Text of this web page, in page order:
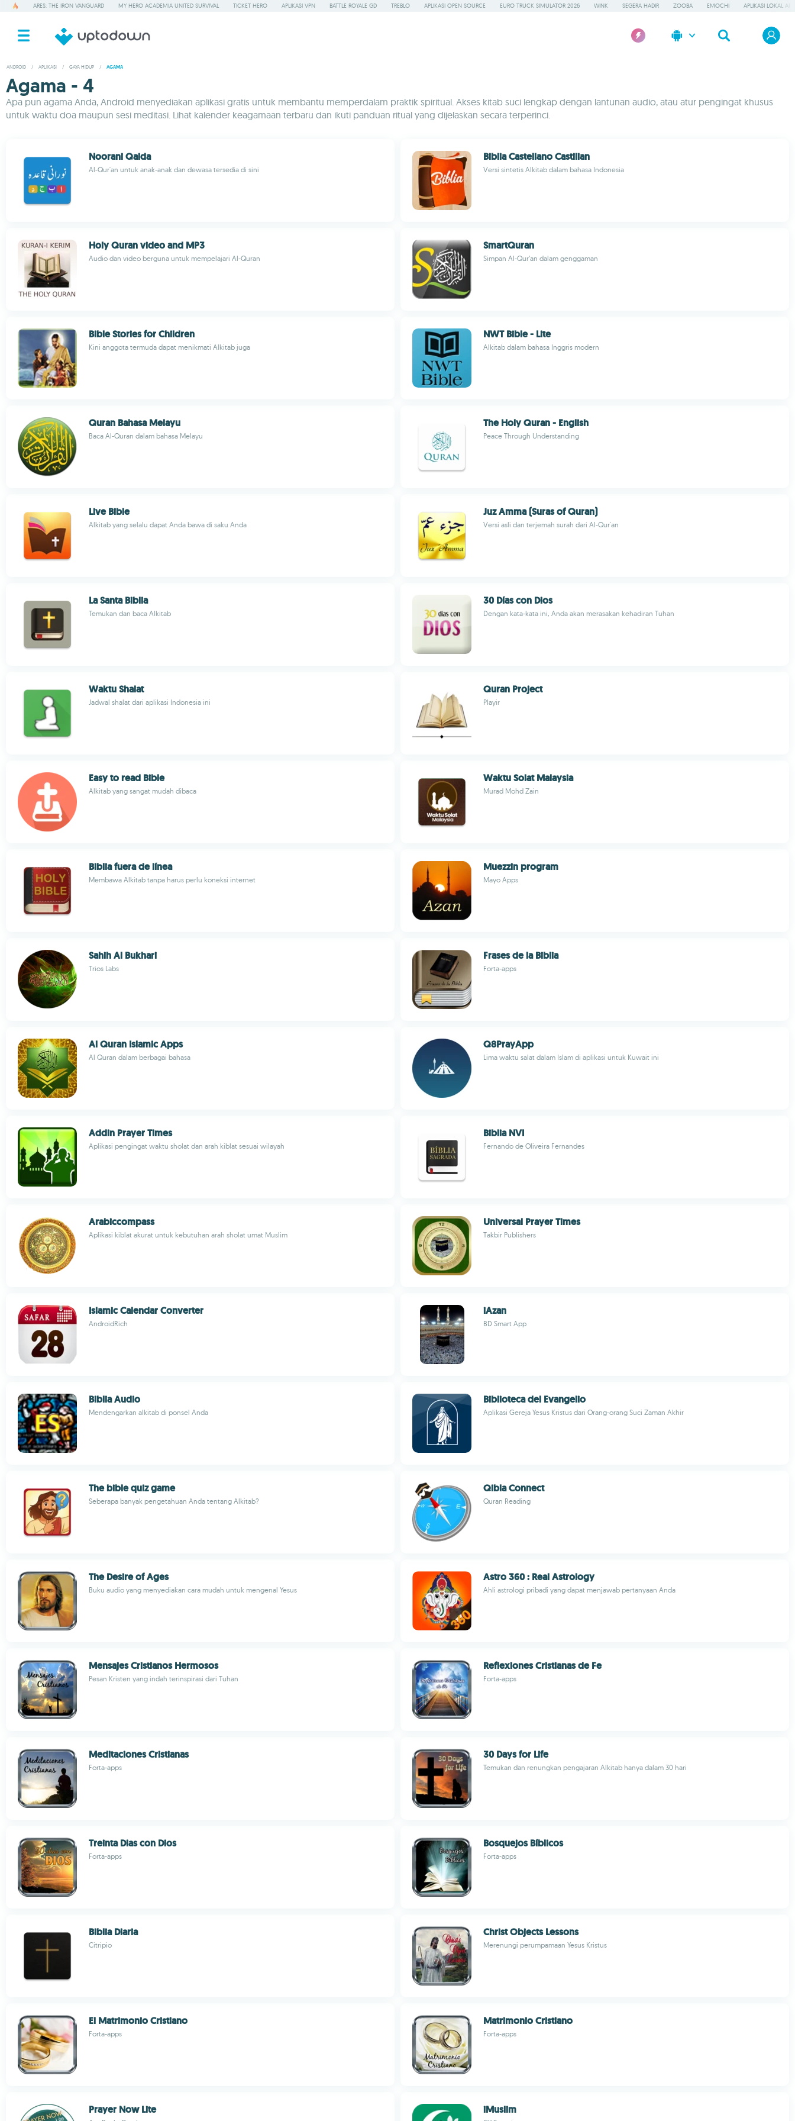
ARES: THE IRON VANGUARD MY HERO ACADEMIA UNITED SURVIVAL TICKET HERO APLIKASI VPN BATTLE ROYALE GD TREBLO APLIKASI OPEN SOURCE EURO TRUCK SIMULATOR 2026 WINK SEGERA HADIR ZOOBA EMOCHI APLIKASI LOKAL AI
ANDROID / APLIKASI / GAYA HIDUP / AGAMA
Agama - 4
Apa pun agama Anda, Android menyediakan aplikasi gratis untuk membantu memperdalam praktik spiritual. Akses kitab suci lengkap dengan lantunan audio, atau atur pengingat khusus
untuk waktu doa maupun sesi meditasi. Lihat kalender keagamaan terbaru dan ikuti panduan ritual yang dijelaskan secara terperinci.
Noorani Qaida
Al-Qur'an untuk anak-anak dan dewasa tersedia di sini
Biblia Castellano Castilian
Versi sintetis Alkitab dalam bahasa Indonesia
Holy Quran video and MP3
Audio dan video berguna untuk mempelajari Al-Quran
SmartQuran
Simpan Al-Qur’an dalam genggaman
Bible Stories for Children
Kini anggota termuda dapat menikmati Alkitab juga
NWT Bible - Lite
Alkitab dalam bahasa Inggris modern
Quran Bahasa Melayu
Baca Al-Quran dalam bahasa Melayu
The Holy Quran - English
Peace Through Understanding
Live Bible
Alkitab yang selalu dapat Anda bawa di saku Anda
Juz Amma (Suras of Quran)
Versi asli dan terjemah surah dari Al-Qur'an
La Santa Biblia
Temukan dan baca Alkitab
30 Días con Dios
Dengan kata-kata ini, Anda akan merasakan kehadiran Tuhan
Waktu Shalat
Jadwal shalat dari aplikasi Indonesia ini
Quran Project
Playir
Easy to read Bible
Alkitab yang sangat mudah dibaca
Waktu Solat Malaysia
Murad Mohd Zain
Biblia fuera de línea
Membawa Alkitab tanpa harus perlu koneksi internet
Muezzin program
Mayo Apps
Sahih Al Bukhari
Trios Labs
Frases de la Biblia
Forta-apps
Al Quran Islamic Apps
Al Quran dalam berbagai bahasa
Q8PrayApp
Lima waktu salat dalam Islam di aplikasi untuk Kuwait ini
Addin Prayer Times
Aplikasi pengingat waktu sholat dan arah kiblat sesuai wilayah
Biblia NVI
Fernando de Oliveira Fernandes
Arabiccompass
Aplikasi kiblat akurat untuk kebutuhan arah sholat umat Muslim
Universal Prayer Times
Takbir Publishers
Islamic Calendar Converter
AndroidRich
iAzan
BD Smart App
Biblia Audio
Mendengarkan alkitab di ponsel Anda
Biblioteca del Evangelio
Aplikasi Gereja Yesus Kristus dari Orang-orang Suci Zaman Akhir
The bible quiz game
Seberapa banyak pengetahuan Anda tentang Alkitab?
Qibla Connect
Quran Reading
The Desire of Ages
Buku audio yang menyediakan cara mudah untuk mengenal Yesus
Astro 360 : Real Astrology
Ahli astrologi pribadi yang dapat menjawab pertanyaan Anda
Mensajes Cristianos Hermosos
Pesan Kristen yang indah terinspirasi dari Tuhan
Reflexiones Cristianas de Fe
Forta-apps
Meditaciones Cristianas
Forta-apps
30 Days for Life
Temukan dan renungkan pengajaran Alkitab hanya dalam 30 hari
Treinta Dias con Dios
Forta-apps
Bosquejos Bíblicos
Forta-apps
Biblia Diaria
Citripio
Christ Objects Lessons
Merenungi perumpamaan Yesus Kristus
El Matrimonio Cristiano
Forta-apps
Matrimonio Cristiano
Forta-apps
Prayer Now Lite iMuslim